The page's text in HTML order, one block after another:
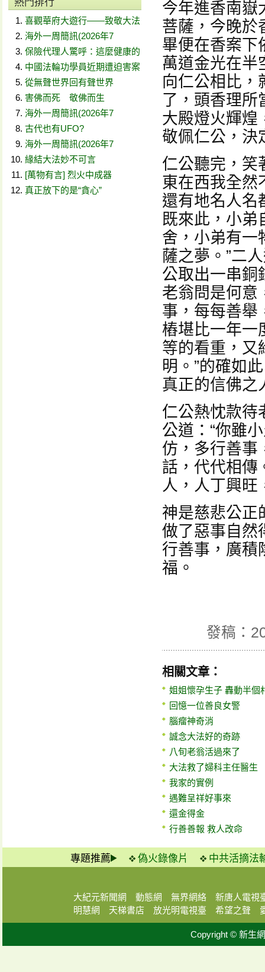
喜觀華府大遊行——致敬大法
海外一周簡訊(2026年7
保險代理人驚呼：這麼健康的
中國法輪功學員近期遭迫害案
從無聲世界回有聲世界
害佛而死 敬佛而生
海外一周簡訊(2026年7
古代也有UFO?
海外一周簡訊(2026年7
緣結大法妙不可言
[萬物有言] 烈火中成器
真正放下的是“貪心”
今年進香南嶽
菩薩，今晚於
畢便在香案下
萬道金光在半
向仁公相比，
了，頭香理所
大殿燈火輝煌
敬佩仁公，決
仁公聽完，笑
東在西我全然
還有地名人名
既來此，小弟
舍，小弟有一
薩之夢。”二
公取出一串銅
老翁問是何意
事，每每善舉
樁堪比一年一
等的看重，又
明。”的確如
真正的信佛之
仁公熱忱款待
公道：“你雖
仿，多行善事
話，代代相傳
人，人丁興旺
神是慈悲公正
做了惡事自然
行善事，廣積
福。
發稿：
相關文章：
姐姐懷孕生子 轟動半個
回憶一位善良女警
腦瘤神奇消
誠念大法好的奇跡
八旬老翁活過來了
大法救了婦科主任醫生
我家的實例
遇難呈祥好事來
還金得金
行善善報 救人改命
專題推薦 偽火錄像片 中共活摘法
大紀元新聞網 動態網 無界網絡
新唐人電視
明慧網
天梯書店 放光明電視臺 希望之聲
Copyright © 新生